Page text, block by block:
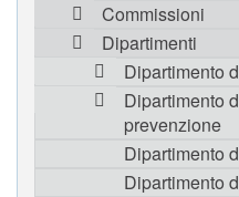
Commissioni
Dipartimenti
Dipartimento
Dipartimento
prevenzione
Dipartimento
Dipartimento